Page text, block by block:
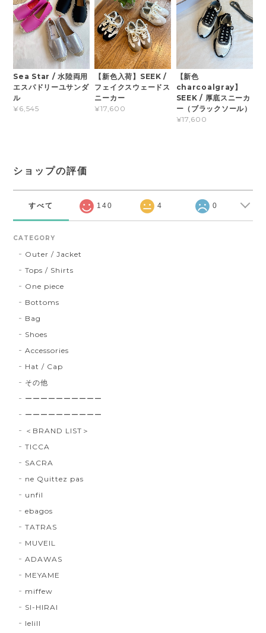
Sea Star / 水陸両用
エスパドリーユサンダ
ル
¥6,545
【新色入荷】SEEK /
フェイクスウェードス
ニーカー
¥17,600
【新色
charcoalgray】
SEEK / 厚底スニーカ
ー（ブラックソール）
¥17,600
ショップの評価
すべて 140 4 0
CATEGORY
Outer / Jacket
Tops / Shirts
One piece
Bottoms
Bag
Shoes
Accessories
Hat / Cap
その他
ーーーーーーーーーー
ーーーーーーーーーー
＜BRAND LIST＞
TICCA
SACRA
ne Quittez pas
unfil
ebagos
TATRAS
MUVEIL
ADAWAS
MEYAME
miffew
SI-HIRAI
lelill